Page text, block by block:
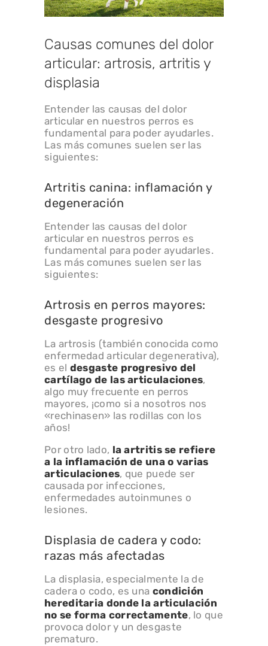
Causas comunes del dolor
articular: artrosis, artritis y
displasia
Entender las causas del dolor
articular en nuestros perros es
fundamental para poder ayudarles.
Las más comunes suelen ser las
siguientes:
Artritis canina: inflamación y
degeneración
Entender las causas del dolor
articular en nuestros perros es
fundamental para poder ayudarles.
Las más comunes suelen ser las
siguientes:
Artrosis en perros mayores:
desgaste progresivo
La artrosis (también conocida como
enfermedad articular degenerativa),
es el desgaste progresivo del
cartílago de las articulaciones,
algo muy frecuente en perros
mayores, ¡como si a nosotros nos
«rechinasen» las rodillas con los
años!
Por otro lado, la artritis se refiere
a la inflamación de una o varias
articulaciones, que puede ser
causada por infecciones,
enfermedades autoinmunes o
lesiones.
Displasia de cadera y codo:
razas más afectadas
La displasia, especialmente la de
cadera o codo, es una condición
hereditaria donde la articulación
no se forma correctamente, lo que
provoca dolor y un desgaste
prematuro.